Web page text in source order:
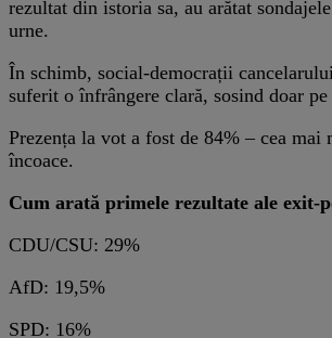
rezultat din istoria sa, au arătat
urne.
În schimb, social-democrații
suferit o înfrângere clară, sosind doar
Prezența la vot a fost de 84% – cea mai
încoace.
Cum arată primele rezultate ale exit-
CDU/CSU: 29%
AfD: 19,5%
SPD: 16%